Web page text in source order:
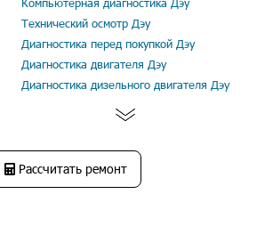
Технический осмотр Дэу
Диагностика перед покупкой Дэу
Диагностика двигателя Дэу
Диагностика дизельного двигателя Дэу
Рассчитать ремонт